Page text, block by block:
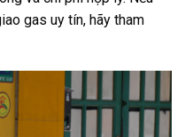
gas uy tín, hãy tham